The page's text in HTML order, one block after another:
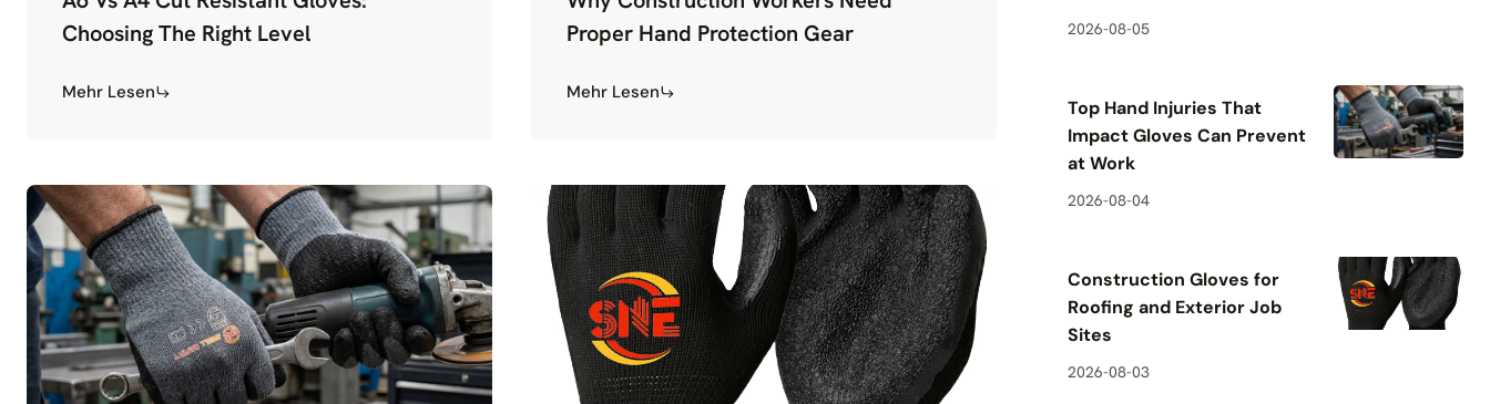
Choosing The Right Level
Mehr Lesen
Proper Hand Protection Gear
Mehr Lesen
2026-08-05
Top Hand Injuries That
Impact Gloves Can Prevent
at Work
2026-08-04
Construction Gloves for
Roofing and Exterior Job
Sites
2026-08-03